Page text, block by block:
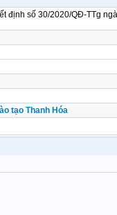
định số 30/2020/QĐ-TTg
tạo Thanh Hóa